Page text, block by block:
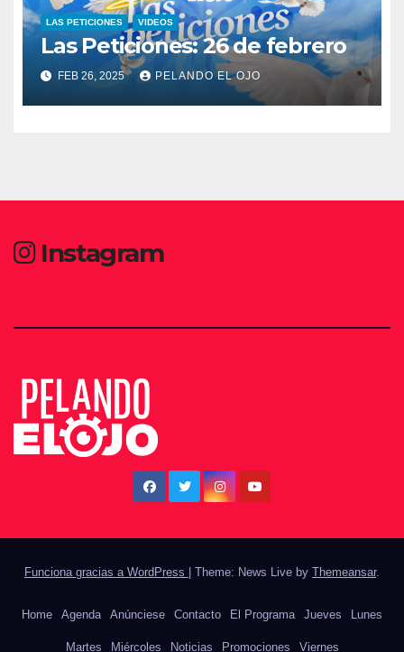
LAS PETICIONES VIDEOS
Las Peticiones: 26 de febrero
FEB 26, 2025 PELANDO EL OJO
Instagram
Funciona gracias a WordPress Theme: News Live by Themeansar.
Home Agenda Anúnciese Contacto El Programa Jueves Lunes
Martes Miércoles Noticias Promociones Viernes